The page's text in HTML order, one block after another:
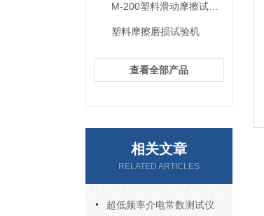
塑料摩擦磨损试验机
查看全部产品
相关文章
RELATED ARTICLES
超低频率介电常数测试仪